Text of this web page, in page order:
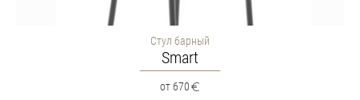
Стул барный
Smart
от 670